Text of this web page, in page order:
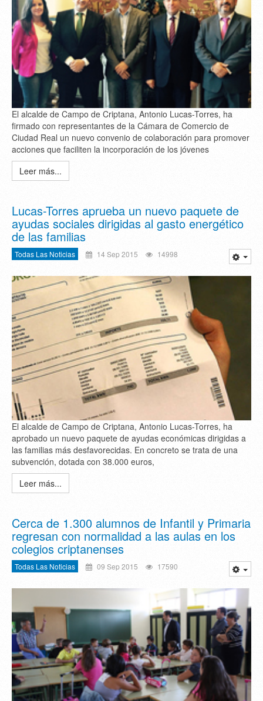
El alcalde de Campo de Criptana, Antonio Lucas-Torres, ha
firmado con representantes de la Cámara de Comercio de
Ciudad Real un nuevo convenio de colaboración para promover
acciones que faciliten la incorporación de los jóvenes
Leer más...
Lucas-Torres aprueba un nuevo paquete de
ayudas sociales dirigidas al gasto energético
de las familias
Todas Las Noticias 14 Sep 2015 14998
El alcalde de Campo de Criptana, Antonio Lucas-Torres, ha
aprobado un nuevo paquete de ayudas económicas dirigidas a
las familias más desfavorecidas. En concreto se trata de una
subvención, dotada con 38.000 euros,
Leer más...
Cerca de 1.300 alumnos de Infantil y Primaria
regresan con normalidad a las aulas en los
colegios criptanenses
Todas Las Noticias 09 Sep 2015 17590